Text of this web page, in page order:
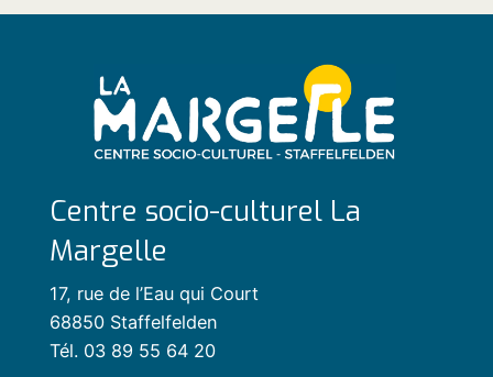
Centre socio-culturel La
Margelle
17, rue de l’Eau qui Court
68850 Staffelfelden
Tél. 03 89 55 64 20